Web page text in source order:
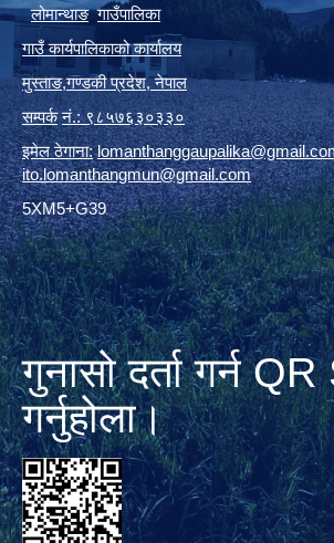
लोमान्थाङ गाउँपालिका
गाउँ कार्यपालिकाको कार्यालय
मुस्ताङ,गण्डकी प्रदेश,नेपाल
सम्पर्क नं.: ९८५७६३०३३०
इमेल ठेगाना:
ito.lomanthangmun@gmail.com
5XM5+G39
गुनासो दर्ता गर्न
गर्नुहोला।